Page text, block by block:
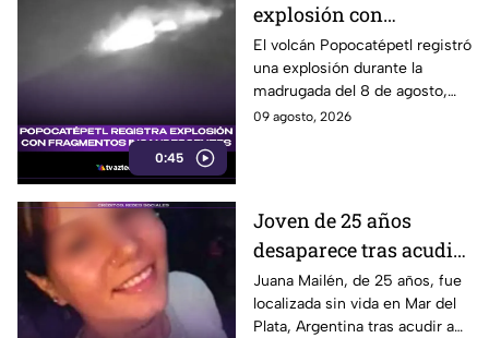
0:45
explosión con
fragmentos
incandescentes
El volcán Popocatépetl registró
una explosión durante la
madrugada del 8 de agosto,
acompañada de fragmentos
09 agosto, 2026
Joven de 25 años
desaparece tras acudir
a falsa entrevista de
trabajo
Juana Mailén, de 25 años, fue
localizada sin vida en Mar del
Plata, Argentina tras acudir a